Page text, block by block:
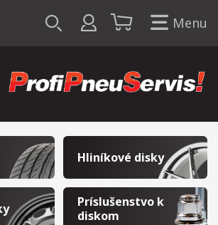
Menu
Hliníkové disky
Príslušenstvo k
diskom